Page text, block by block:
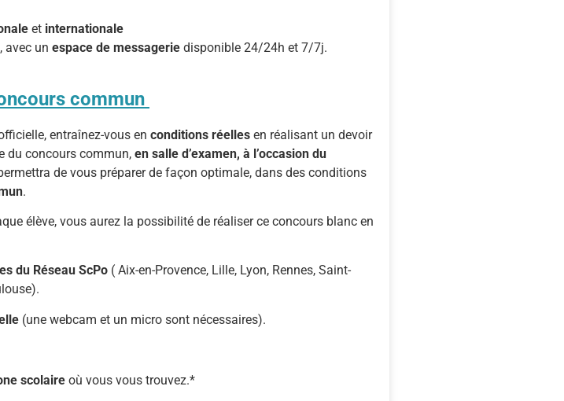
et internationale
, avec un espace de messagerie disponible 24/24h et 7/7j.
commun
entraînez-vous en conditions réelles en réalisant un devoir
du concours commun, en salle d’examen, à l’occasion du
de vous préparer de façon optimale, dans des conditions
.
élève, vous aurez la possibilité de réaliser ce concours blanc en
du Réseau ScPo ( Aix-en-Provence, Lille, Lyon, Rennes, Saint-
(une webcam et un micro sont nécessaires).
scolaire où vous vous trouvez.*